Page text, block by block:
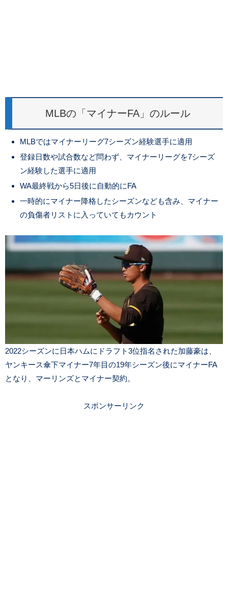
MLBの「マイナーFA」のルール
MLBではマイナーリーグ7シーズン経験選手に適用
登録日数や試合数など問わず、マイナーリーグを7シーズ
ン経験した選手に適用
WA最終戦から5日後に自動的にFA
一時的にマイナー降格したシーズンなども含み、マイナー
の負傷者リストに入っていてもカウント
2022シーズンに日本ハムにドラフト3位指名された加藤豪は、
ヤンキース傘下マイナー7年目の19年シーズン後にマイナーFA
となり、マーリンズとマイナー契約。
スポンサーリンク